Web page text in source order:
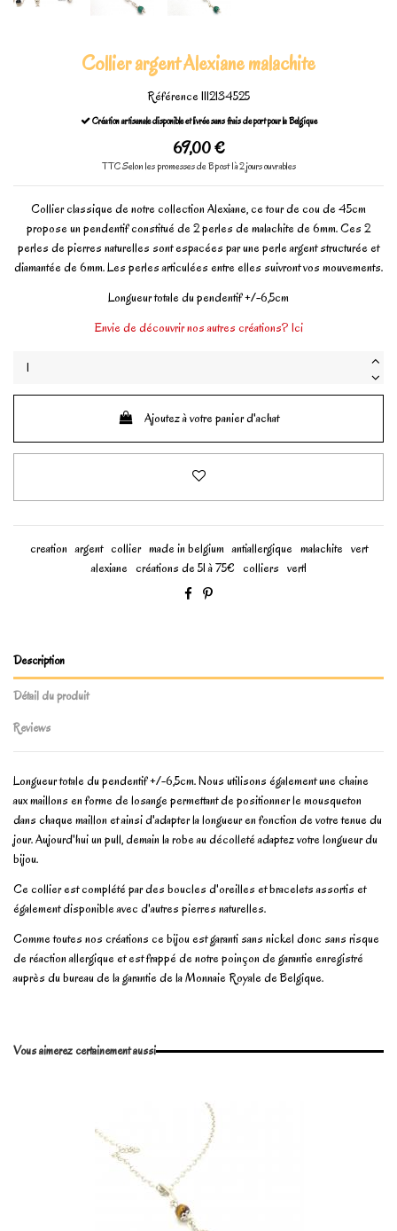
Collier argent Alexiane malachite
Référence1112134525
Création artisanale disponible et livrée sans frais de port pour la Belgique
69,00 €
TTCSelon les promesses de Bpost 1à 2 jours ouvrables
Collier classique de notre collection Alexiane, ce tour de cou de 45cm
propose un pendentif constitué de 2 perles de malachite de 6mm. Ces 2
perles de pierres naturelles sont espacées par une perle argent structurée et
diamantée de 6mm. Les perles articulées entre elles suivront vos mouvements.
Longueur totale du pendentif +/-6,5cm
Envie de découvrir nos autres créations? Ici
Ajoutez à votre panier d'achat
creation argent collier made in belgium antiallergique malachite vert
alexiane créations de 51 à 75€ colliers vert1
Description
Détail du produit
Reviews
Longueur totale du pendentif +/-6,5cm. Nous utilisons également une chaine
aux maillons en forme de losange permettant de positionner le mousqueton
dans chaque maillon et ainsi d'adapter la longueur en fonction de votre tenue du
jour. Aujourd'hui un pull, demain la robe au décolleté adaptez votre longueur du
bijou.
Ce collier est complété par des boucles d'oreilles et bracelets assortis et
également disponible avec d'autres pierres naturelles.
Comme toutes nos créations ce bijou est garanti sans nickel donc sans risque
de réaction allergique et est frappé de notre poinçon de garantie enregistré
auprès du bureau de la garantie de la Monnaie Royale de Belgique.
Vous aimerez certainement aussi